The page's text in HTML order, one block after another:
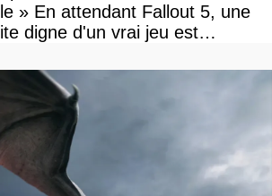
» En attendant Fallout 5, une
digne d'un vrai jeu est